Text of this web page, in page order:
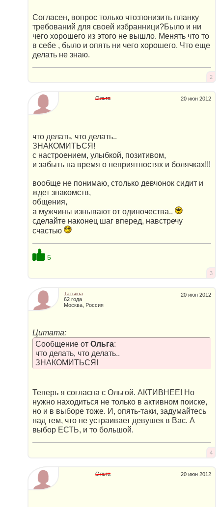
Согласен, вопрос только что:понизить планку
требований для своей избранници?Было и ни
чего хорошего из этого не вышло. Менять что то
в себе , было и опять ни чего хорошего. Что еще
делать не знаю.
2
20 июн 2012
Ольга
что делать, что делать..
ЗНАКОМИТЬСЯ!
с настроением, улыбкой, позитивом,
и забыть на время о неприятностях и болячках!!!
вообще не понимаю, столько девчонок сидит и
ждет знакомств,
общения,
а мужчины изнывают от одиночества..
сделайте наконец шаг вперед, навстречу
счастью
5
3
20 июн 2012
Татьяна
62 года
Москва, Россия
Цитата:
Сообщение от Ольга:
что делать, что делать..
ЗНАКОМИТЬСЯ!
Теперь я согласна с Ольгой. АКТИВНЕЕ! Но
нужно находиться не только в активном поиске,
но и в выборе тоже. И, опять-таки, задумайтесь
над тем, что не устраивает девушек в Вас. А
выбор ЕСТЬ, и то большой.
4
20 июн 2012
Ольга